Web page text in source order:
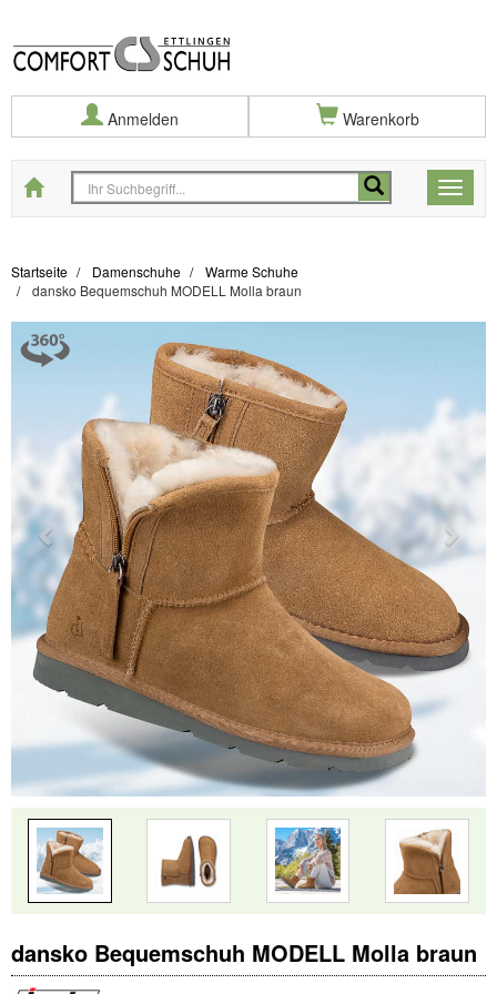
Anmelden Warenkorb
Toggle
Startseite
Startseite Damenschuhe
Warme Schuhe
dansko Bequemschuh MODELL Molla braun
dansko Bequemschuh MODELL Molla braun